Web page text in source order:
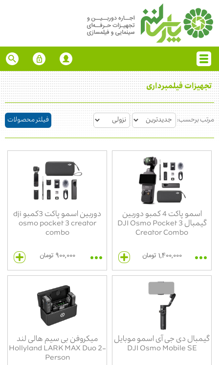
تجهیزات فیلمبرداری
مرتب برحسب: فیلتر محصولات
اسمو پاکت 4 کمبو دوربین
گیمبال DJI Osmo Pocket 3
Creator Combo
1,400,000 تومان
دوربین اسمو پاکت 3کمبو dji
osmo pocket 3 creator
combo
900,000 تومان
گیمبال دی جی آی اسمو موبایل
DJI Osmo Mobile SE
میکروفن بی سیم هالی لند
Hollyland LARK MAX Duo 2-
Person